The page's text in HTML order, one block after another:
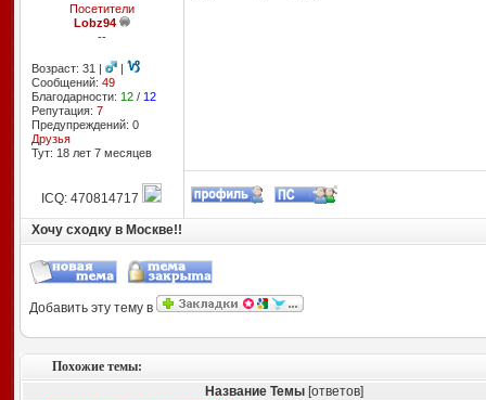
Посетители
Lobz94
--
Возраст: 31 |
|
Сообщений: 49
Благодарности: 12/ 12
Репутация: 7
Предупреждений: 0
Друзья
Тут: 18 лет 7 месяцев
ICQ: 470814717
Хочу сходку в Москве!!
Добавить эту тему в
Похожие темы:
Название Темы [ответов]